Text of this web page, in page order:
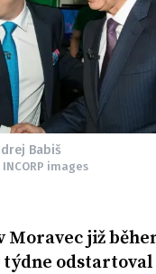
Babiš
images
Moravec již
odstartoval